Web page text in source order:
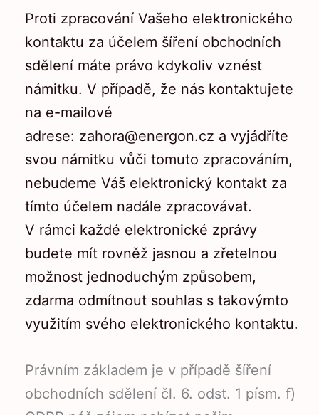
Proti zpracování Vašeho elektronického
kontaktu za účelem šíření obchodních
sdělení máte právo kdykoliv vznést
námitku. V případě, že nás kontaktujete
na e-mailové
adrese: zahora@energon.cz a vyjádříte
svou námitku vůči tomuto zpracováním,
nebudeme Váš elektronický kontakt za
tímto účelem nadále zpracovávat.
V rámci každé elektronické zprávy
budete mít rovněž jasnou a zřetelnou
možnost jednoduchým způsobem,
zdarma odmítnout souhlas s takovýmto
využitím svého elektronického kontaktu.
Právním základem je v případě šíření
obchodních sdělení čl. 6. odst. 1 písm. f)